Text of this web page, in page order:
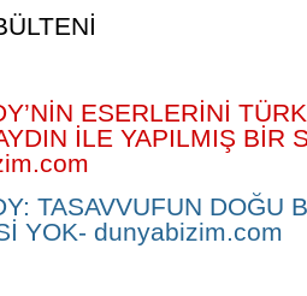
ESERLERİNİ
İLE YAPILMIŞ BİR
TASAVVUFUN DOĞU
YOK- dunyabizim.com